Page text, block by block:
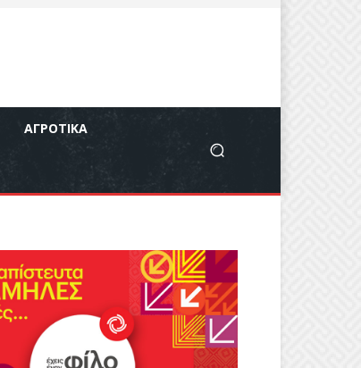
ΑΓΡΟΤΙΚΆ